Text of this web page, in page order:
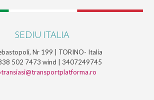
SEDIU ITALIA
Nr 199 | TORINO- Italia
502 7473 wind | 3407249745